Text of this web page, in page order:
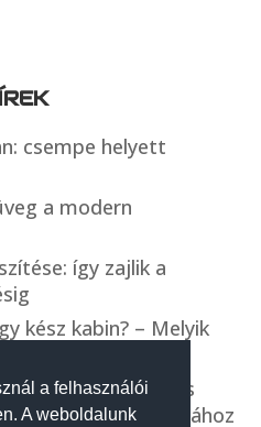
a felhasználói
A weboldalunk
csempe helyett
a modern
így zajlik a
kész kabin? – Melyik
– modern és
terek kialakításához